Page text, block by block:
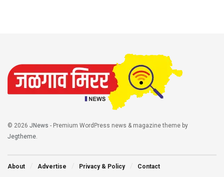
© 2026 JNews - Premium WordPress news & magazine theme by
Jegtheme
About Advertise Privacy & Policy Contact